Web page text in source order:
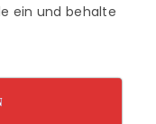
ein und behalte